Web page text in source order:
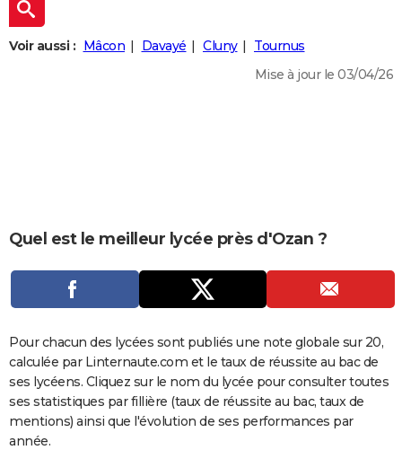
Guides de France
Escapades
Patrimoine
Expositions
Musées
Week-end nature
+
LIFESTYLE
CARTE DE VOEUX
Carte de Noël
Carte Bonne année
Carte Saint-Valentin
Carte Pâques
Carte d'anniversaire
DICTIONNAIRE
COPAINS D'AVANT
S'inscrire
Se connecter
Lycées
Collèges
Primaires
Universités
Entreprises
Service militaire
Avis de recherche
AVIS DE DÉCÈS
FORUM
Voir aussi : Mâcon Davayé Cluny
Tournus
Mise à jour le 03/04/26
Quel est le meilleur lycée près d'Ozan ?
Pour chacun des lycées sont publiés une note globale sur 20,
calculée par Linternaute.com et le taux de réussite au bac de
ses lycéens. Cliquez sur le nom du lycée pour consulter toutes
ses statistiques par fillière (taux de réussite au bac, taux de
mentions) ainsi que l'évolution de ses performances par
année.